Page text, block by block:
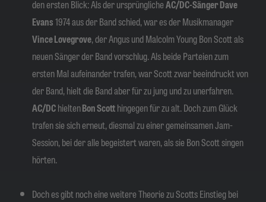
den ersten Blick: Als der ursprünglicheAC/DC-Sänger Dave
Evans1974 aus der Band schied, war es der Musikmanager
Vince Lovegrove, der Angus und Malcolm Young Bon Scott als
neuen Sänger der Band vorschlug. Als beide Parteien zum
ersten Mal aufeinander trafen, war Scott zwar beeindruckt von
der Band, hielt die Band aber für zu jung und zu unerfahren.
AC/DChieltenBon Scotthingegen für zu alt. Doch zum Glück
trafen sie sich erneut, diesmal zu einer gemeinsamen Jam-
Session, bei der alle begeistert waren, als sie Bon Scott singen
hörten.
Doch es gibt noch eine weitere Theorie zu Scotts Einstieg bei